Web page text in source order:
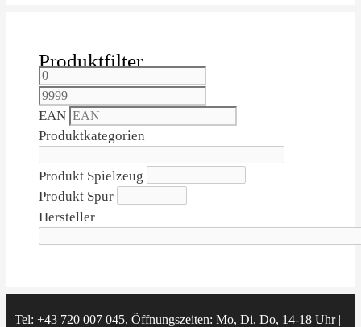
Produktfilter
EAN
Produktkategorien
Produkt Spielzeug
Produkt Spur
Hersteller
Tel: +43 720 007 045, Öffnungszeiten: Mo, Di, Do, 14-18 Uhr |